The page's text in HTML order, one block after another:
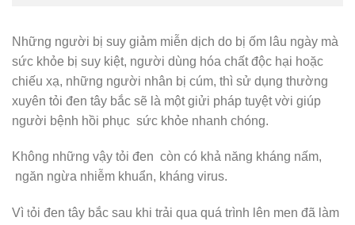
Những người bị suy giảm miễn dịch do bị ốm lâu ngày mà
sức khỏe bị suy kiệt, người dùng hóa chất độc hại hoặc
chiếu xạ, những người nhân bị cúm, thì sử dụng thường
xuyên tỏi đen tây bắc sẽ là một giửi pháp tuyệt vời giúp
người bệnh hồi phục sức khỏe nhanh chóng.
Không những vậy tỏi đen còn có khả năng kháng nấm,
ngăn ngừa nhiễm khuẩn, kháng virus.
Vì tỏi đen tây bắc sau khi trải qua quá trình lên men đã làm